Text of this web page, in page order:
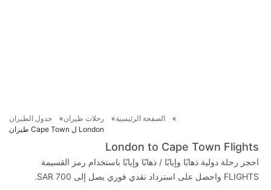
الصفحة الرئيسية رحلات طيران
جدول الطيران
London ل Cape Town طيران
London to Cape Town Flights
احجز رحلة دولية ذهابًا وإيابًا / ذهابًا وإيابًا باستخدام رمز القسيمة
FLIGHTS واحصل على استرداد نقدي فوري يصل إلى SAR 700.